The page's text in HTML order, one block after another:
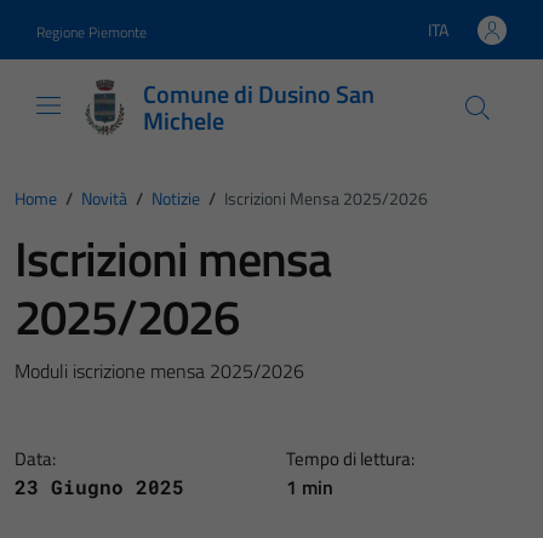
Regione Piemonte Lingua attiva:
ITA
Comune di Dusino San
Michele
Home / Novità / Notizie / Iscrizioni Mensa 2025/2026
Iscrizioni mensa
2025/2026
Moduli iscrizione mensa 2025/2026
Data:
23 Giugno 2025
Tempo di lettura:
1 min